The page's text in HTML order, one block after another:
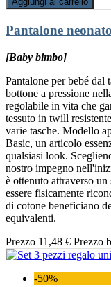
Pantalone neonato
[Baby bimbo]
Pantalone per bebé dal
bottone a pressione
regolabile in vita che
tessuto in twill
varie tasche. Modello
Basic, un articolo
qualsiasi look.
nostro impegno
è ottenuto attraverso
essere fisicamente
di cotone beneficiano
equivalenti.
Prezzo 11,48 € Prezzo
-50%